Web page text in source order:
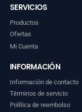
SERVICIOS
Productos
Ofertas
Mi Cuenta
INFORMACIÓN
Información de contacto
Términos de servicio
Política de reembolso